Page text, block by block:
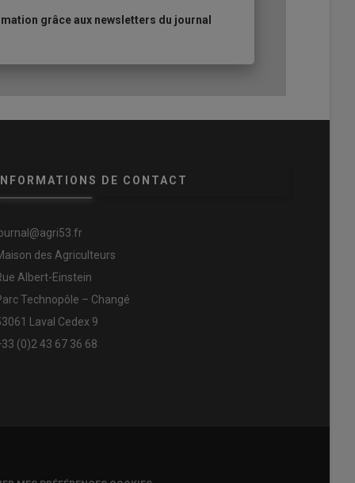
grâce aux newsletters du journal
INFORMATIONS DE CONTACT
des Agriculteurs
Albert-Einstein
Technopôle – Changé
Laval Cedex 9
(0)2 43 67 36 68